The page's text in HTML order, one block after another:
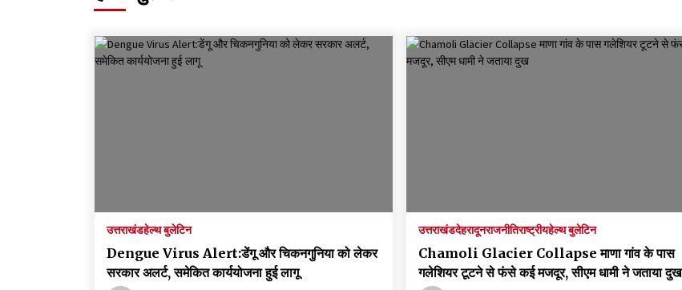
Thought Of The Day 18 May Thought Of The Day 17 May
May 10, 2022
उत्तराखंडहेल्थ बुलेटिन
Dengue Virus Alert:डेंगू और चिकनगुनिया को लेकर
सरकार अलर्ट, समेकित कार्ययोजना हुई लागू
उत्तराखंडदेहरादूनराजनीतिराष्ट्रीयहेल्थ बुलेटिन
Chamoli Glacier Collapse माणा गांव के पास
गलेशियर टूटने से फंसे कई मजदूर, सीएम धामी ने जताया दुख